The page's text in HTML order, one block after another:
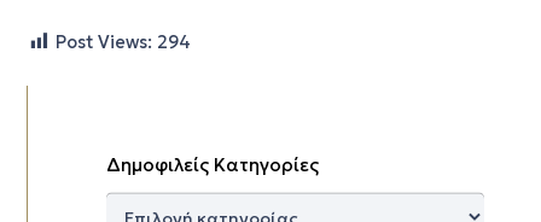
Post Views: 294
Δημοφιλείς Κατηγορίες
Δημοφιλείς